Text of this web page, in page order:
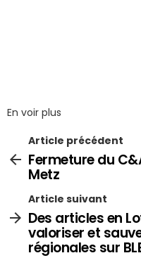
En voir plus
Article précédent
Fermeture du
Metz
Article suivant
Des articles en
valoriser et
régionales sur